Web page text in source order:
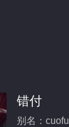
错付
别名：cuofu